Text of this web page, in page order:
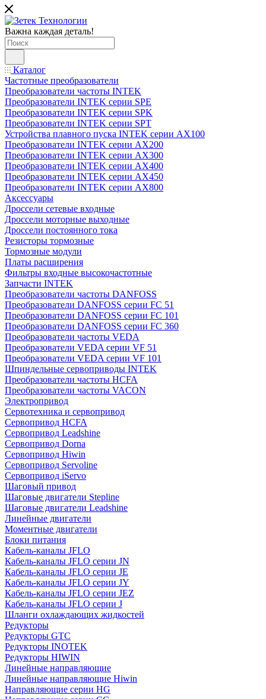
Важна каждая деталь!
Каталог
Частотные преобразователи
Преобразователи частоты INTEK
Преобразователи INTEK серии SPE
Преобразователи INTEK серии SPK
Преобразователи INTEK серии SPT
Устройства плавного пуска INTEK серии AX100
Преобразователи INTEK серии AX200
Преобразователи INTEK серии AX300
Преобразователи INTEK серии AX400
Преобразователи INTEK серии AX450
Преобразователи INTEK серии AX800
Аксессуары
Дроссели сетевые входные
Дроссели моторные выходные
Дроссели постоянного тока
Резисторы тормозные
Тормозные модули
Платы расширения
Фильтры входные высокочастотные
Запчасти INTEK
Преобразователи частоты DANFOSS
Преобразователи DANFOSS серии FC 51
Преобразователи DANFOSS серии FC 101
Преобразователи DANFOSS серии FC 360
Преобразователи частоты VEDA
Преобразователи VEDA серии VF 51
Преобразователи VEDA серии VF 101
Шпиндельные сервоприводы INTEK
Преобразователи частоты HCFA
Преобразователи частоты VACON
Электропривод
Сервотехника и сервопривод
Сервопривод HCFA
Сервопривод Leadshine
Сервопривод Dorna
Сервопривод Hiwin
Сервопривод Servoline
Сервопривод iServo
Шаговый привод
Шаговые двигатели Stepline
Шаговые двигатели Leadshine
Линейные двигатели
Моментные двигатели
Блоки питания
Кабель-каналы JFLO
Кабель-каналы JFLO серии JN
Кабель-каналы JFLO серии JE
Кабель-каналы JFLO серии JY
Кабель-каналы JFLO серии JEZ
Кабель-каналы JFLO серии J
Шланги охлаждающих жидкостей
Редукторы
Редукторы GTC
Редукторы INOTEK
Редукторы HIWIN
Линейные направляющие
Линейные направляющие Hiwin
Направляющие серии HG